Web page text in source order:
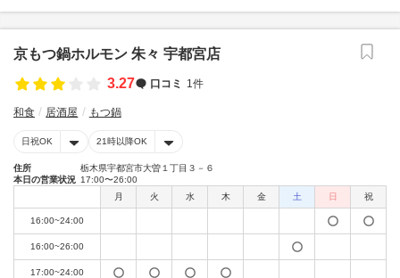
京もつ鍋ホルモン 朱々 宇都宮店
3.27
口コミ 1件
和食 居酒屋 もつ鍋
日祝OK 21時以降OK
住所
栃木県宇都宮市大曽１丁目３－６
本日の営業状況 17:00〜26:00
月
火 水 木 金 土 日 祝
16:00~24:00
16:00~26:00
17:00~24:00